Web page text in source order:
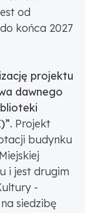
od
końca 2027
projektu
dawnego
Projekt
budynku
i jest drugim
-
siedzibę